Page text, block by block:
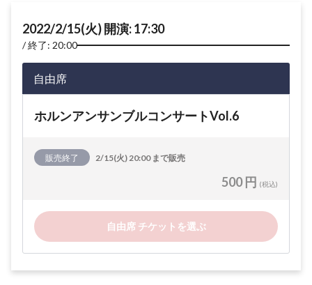
2022/2/15(火) 開演: 17:30
終了: 20:00
自由席
ホルンアンサンブルコンサートVol.6
販売終了 2/15(火) 20:00 まで販売
500 円 (税込)
自由席 チケットを選ぶ